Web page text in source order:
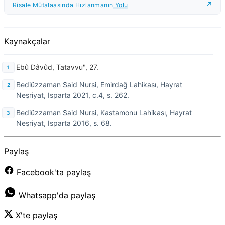
Risale Mütalaasında Hızlanmanın Yolu
Kaynakçalar
Ebû Dâvûd, Tatavvu", 27.
Bediüzzaman Said Nursi, Emirdağ Lahikası, Hayrat
Neşriyat, Isparta 2021, c.4, s. 262.
Bediüzzaman Said Nursi, Kastamonu Lahikası, Hayrat
Neşriyat, Isparta 2016, s. 68.
Paylaş
Facebook'ta paylaş
Whatsapp'da paylaş
X'te paylaş